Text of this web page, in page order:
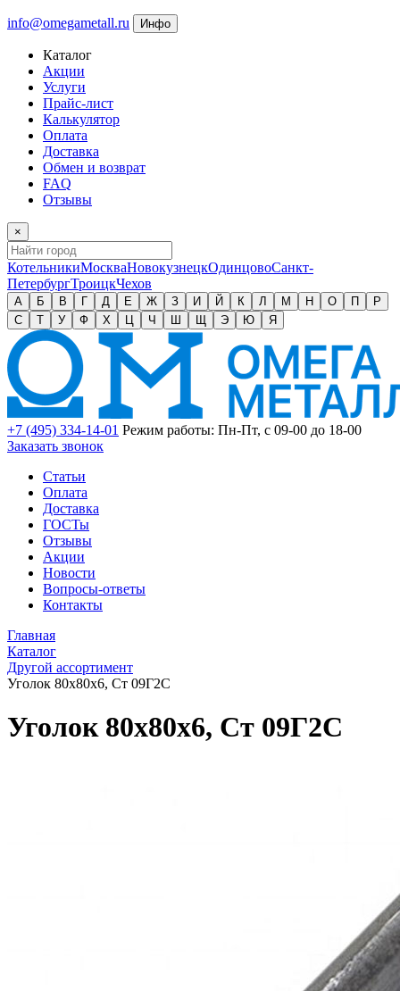
info@omegametall.ru Инфо
Каталог
Акции
Услуги
Прайс-лист
Калькулятор
Оплата
Доставка
Обмен и возврат
FAQ
Отзывы
×
КотельникиМоскваНовокузнецкОдинцовоСанкт-
ПетербургТроицкЧехов
А Б В Г Д Е Ж З И Й К Л М Н О П
Р
С
Т У Ф Х Ц Ч Ш Щ Э Ю Я
+7 (495) 334-14-01 Режим работы: Пн-Пт, с 09-00 до 18-00
Заказать звонок
Статьи
Оплата
Доставка
ГОСТы
Отзывы
Акции
Новости
Вопросы-ответы
Контакты
Главная
Каталог
Другой ассортимент
Уголок 80x80х6, Ст 09Г2С
Уголок 80x80х6, Ст 09Г2С